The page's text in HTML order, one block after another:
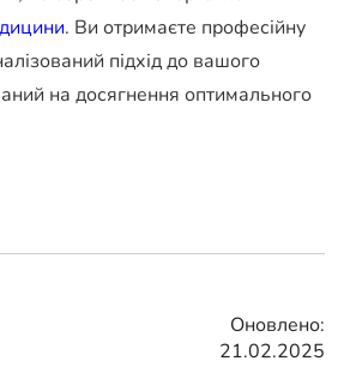
. Ви отримаєте професійну
підхід до вашого
на досягнення оптимального
Оновлено:
21.02.2025